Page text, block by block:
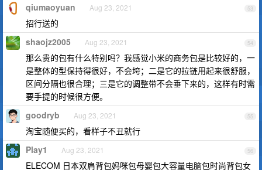
53
qiumaoyuan Aug 23, 2021
招行送的
54
shaojz2005 Aug 23, 2021
那么贵的包有什么特别吗？我感觉小米的商务包是比较好的，一
是整体的型保持得很好，不会垮；二是它的拉链用起来很舒服，
区间分隔也很合理；三是它的调整带不会垂下来的，这样有时需
要手提的时候很方便。
55
goodryb Aug 23, 2021
淘宝随便买的，看样子不丑就行
56
Play1 Aug 23, 2021
ELECOM 日本双肩背包妈咪包母婴包大容量电脑包时尚背包女